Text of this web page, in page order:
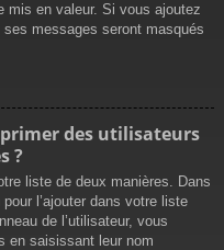
mis en valeur. Si vous ajoutez
messages seront masqués
des utilisateurs
?
liste de deux manières. Dans
l’ajouter dans votre liste
de l’utilisateur, vous
en saisissant leur nom